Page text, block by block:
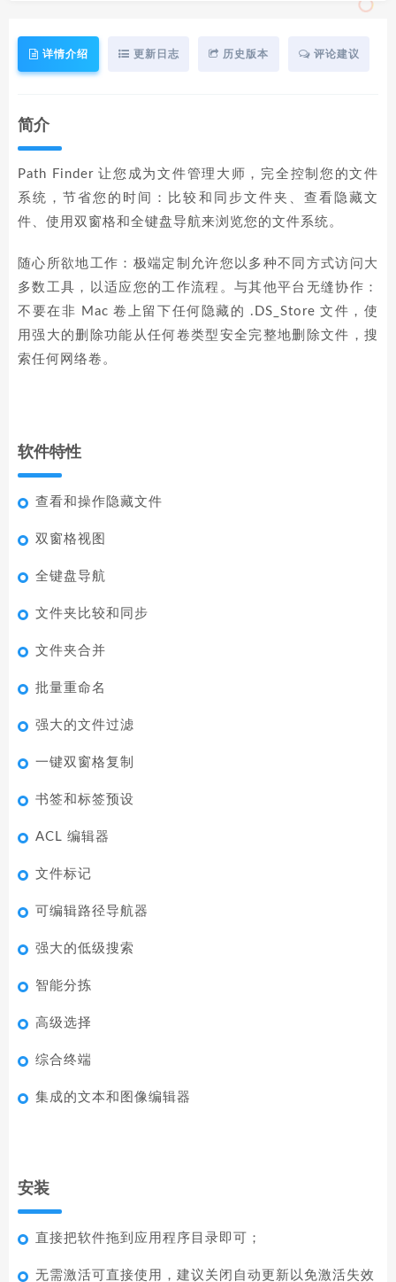
详情介绍 更新日志 历史版本 评论建议
简介
Path Finder 让您成为文件管理大师，完全控制您的文件
系统，节省您的时间：比较和同步文件夹、查看隐藏文
件、使用双窗格和全键盘导航来浏览您的文件系统。
随心所欲地工作：极端定制允许您以多种不同方式访问大
多数工具，以适应您的工作流程。与其他平台无缝协作：
不要在非 Mac 卷上留下任何隐藏的 .DS_Store 文件，使
用强大的删除功能从任何卷类型安全完整地删除文件，搜
索任何网络卷。
软件特性
查看和操作隐藏文件
双窗格视图
全键盘导航
文件夹比较和同步
文件夹合并
批量重命名
强大的文件过滤
一键双窗格复制
书签和标签预设
ACL 编辑器
文件标记
可编辑路径导航器
强大的低级搜索
智能分拣
高级选择
综合终端
集成的文本和图像编辑器
安装
直接把软件拖到应用程序目录即可；
无需激活可直接使用，建议关闭自动更新以免激活失效